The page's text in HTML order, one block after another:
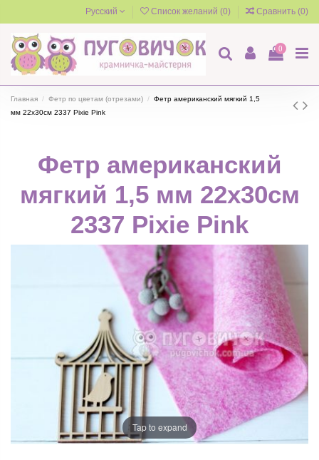
Русский Список желаний (0) Сравнить (0)
0
Главная Фетр по цветам (отрезами)
Фетр американский мягкий 1,5
мм 22х30см 2337 Pixie Pink
Фетр американский
мягкий 1,5 мм 22х30см
2337 Pixie Pink
Tap to expand